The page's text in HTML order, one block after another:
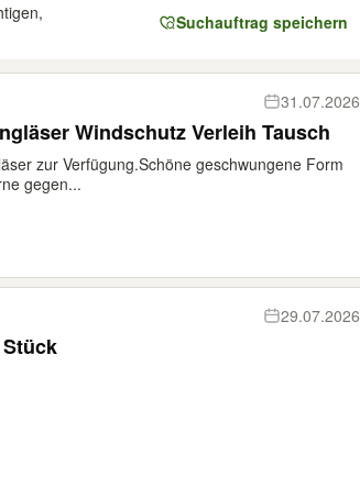
Suchauftrag speichern
31.07.2026
Windschutz Verleih Tausch
zur Verfügung.Schöne geschwungene Form
gegen...
29.07.2026